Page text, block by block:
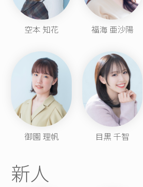
空本 知花 福海 亜沙陽
御園 理帆 目黒 千智
新人